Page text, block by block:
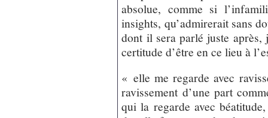
absolue, comme si
insights, qu’admirerait sans
dont il sera parlé juste
certitude d’être en ce lieu à
« elle me regarde avec
ravissement d’une part
qui la regarde avec